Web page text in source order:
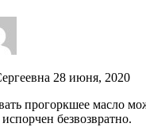
28 июня, 2020
прогоркшее масло
безвозвратно.